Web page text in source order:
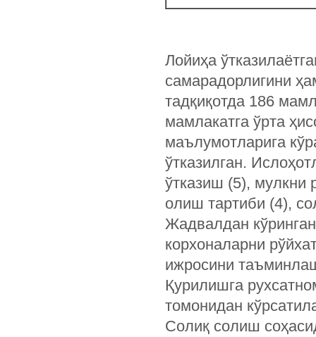
Лойиҳа
самарадорлигини
тадқиқотда 186
мамлакатга ўрта
маълумотларига
ўтказилган.
ўтказиш (5), мулкни
олиш тартиби (4),
Жадвалдан
корхоналарни
ижросини
Қурилишга
томонидан
Солиқ солиш